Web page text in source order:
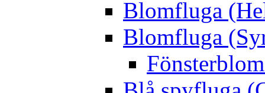
Blomfluga
Blomfluga